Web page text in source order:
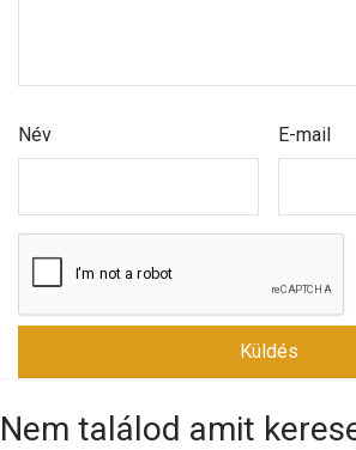
Név E-mail
Nem találod amit